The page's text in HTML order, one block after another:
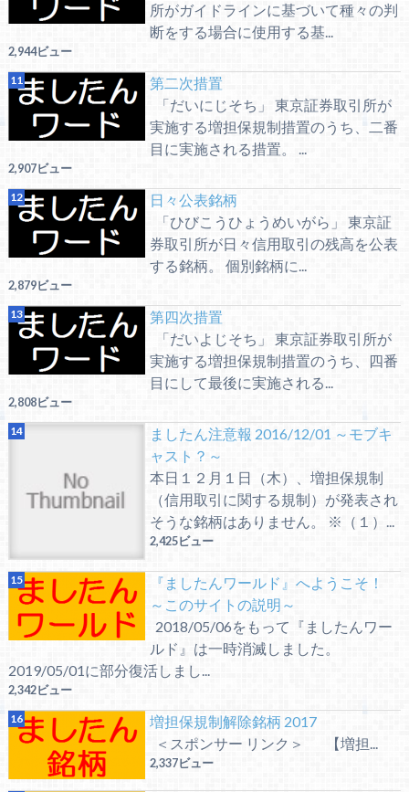
所がガイドラインに基づいて種々の判
断をする場合に使用する基...
2,944ビュー
第二次措置
「だいにじそち」 東京証券取引所が
実施する増担保規制措置のうち、二番
目に実施される措置。 ...
2,907ビュー
日々公表銘柄
「ひびこうひょうめいがら」 東京証
券取引所が日々信用取引の残高を公表
する銘柄。 個別銘柄に...
2,879ビュー
第四次措置
「だいよじそち」 東京証券取引所が
実施する増担保規制措置のうち、四番
目にして最後に実施される...
2,808ビュー
ましたん注意報 2016/12/01 ～モブキ
ャスト？～
本日１２月１日（木）、増担保規制
（信用取引に関する規制）が発表され
そうな銘柄はありません。 ※（１）...
2,425ビュー
『ましたんワールド』へようこそ！
～このサイトの説明～
2018/05/06をもって『ましたんワー
ルド』は一時消滅しました。
2019/05/01に部分復活しまし...
2,342ビュー
増担保規制解除銘柄 2017
＜スポンサー リンク＞ 【増担...
2,337ビュー